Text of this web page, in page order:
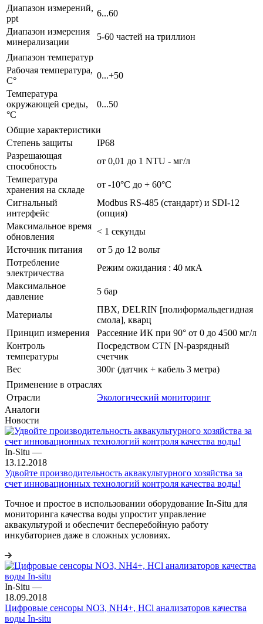
Диапазон измерений,
ppt
6...60
Диапазон измерения
минерализации
5-60 частей на триллион
Диапазон температур
Рабочая температура,
С°
0...+50
Температура
окружающей среды,
°С
0...50
Общие характеристики
Степень защиты
IP68
Разрешающая
способность
от 0,01 до 1 NTU - мг/л
Температура
хранения на складе
от -10°C до + 60°C
Сигнальный
интерфейс
Modbus RS-485 (стандарт) и SDI-12
(опция)
Максимальное время
обновления
< 1 секунды
Источник питания
от 5 до 12 вольт
Потребление
электричества
Режим ожидания : 40 мкА
Максимальное
давление
5 бар
Материалы
ПВХ, DELRIN [полиформальдегидная
смола], кварц
Принцип измерения
Рассеяние ИК при 90° от 0 до 4500 мг/л
Контроль
температуры
Посредством CTN [N-разрядный
счетчик
Вес
300г (датчик + кабель 3 метра)
Применение в отраслях
Отрасли
Экологический мониторинг
Аналоги
Новости
In-Situ —
13.12.2018
Удвойте производительность аквакультурного хозяйства за
счет инновационных технологий контроля качества воды!
Точное и простое в использовании оборудование In-Situ для
мониторинга качества воды упростит управление
аквакультурой и обеспечит бесперебойную работу
инкубаториев даже в сложных условиях.
In-Situ —
18.09.2018
Цифровые сенсоры NO3, NH4+, HCl анализаторов качества
воды In-situ